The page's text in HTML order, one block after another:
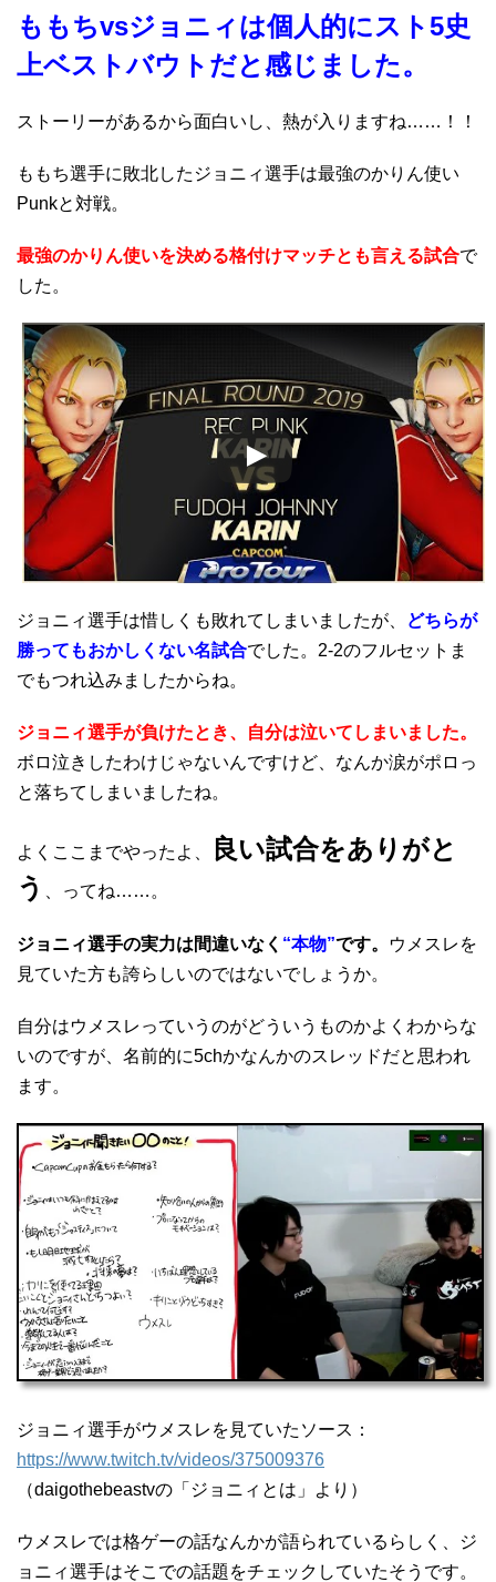
ももちvsジョニィは個人的にスト5史
上ベストバウトだと感じました。
ストーリーがあるから面白いし、熱が入りますね……！！
ももち選手に敗北したジョニィ選手は最強のかりん使い
Punkと対戦。
最強のかりん使いを決める格付けマッチとも言える試合で
した。
この動画を YouTube で視聴
ジョニィ選手は惜しくも敗れてしまいましたが、
どちらが
勝ってもおかしくない名試合でした。2-2のフルセットま
でもつれ込みましたからね。
ジョニィ選手が負けたとき、自分は泣いてしまいました。
ボロ泣きしたわけじゃないんですけど、なんか涙がポロっ
と落ちてしまいましたね。
よくここまでやったよ、
良い試合をありがと
う
、ってね……。
ジョニィ選手の実力は間違いなく “本物”です。
ウメスレを
見ていた方も誇らしいのではないでしょうか。
自分はウメスレっていうのがどういうものかよくわからな
いのですが、名前的に5chかなんかのスレッドだと思われ
ます。
ジョニィ選手がウメスレを見ていたソース：
https://www.twitch.tv/videos/375009376
（daigothebeastvの「ジョニィとは」より）
ウメスレでは格ゲーの話なんかが語られているらしく、ジ
ョニィ選手はそこでの話題をチェックしていたそうです。